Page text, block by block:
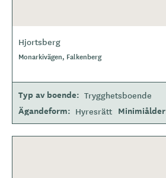
Hjortsberg
Monarkivägen, Falkenberg
Typ av boende Trygghetsboende
Ägandeform Hyresrätt Minimiålder